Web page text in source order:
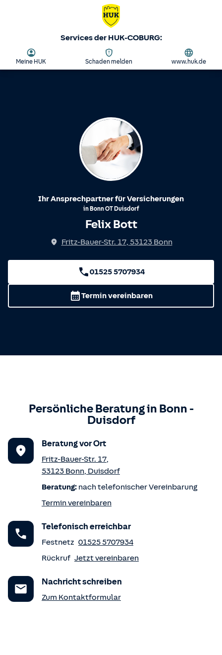
Services der HUK-COBURG:
Meine HUK Schaden melden www.huk.de
Ihr Ansprechpartner für Versicherungen
in BonnOT Duisdorf
Felix Bott
Fritz-Bauer-Str. 17, 53123 Bonn
01525 5707934
Termin vereinbaren
Persönliche Beratung in Bonn -
Duisdorf
Beratung vor Ort
Fritz-Bauer-Str. 17,
53123 Bonn, Duisdorf
Beratung: nach telefonischer Vereinbarung
Termin vereinbaren
Telefonisch erreichbar
Festnetz 01525 5707934
Rückruf Jetzt vereinbaren
Nachricht schreiben
Zum Kontaktformular